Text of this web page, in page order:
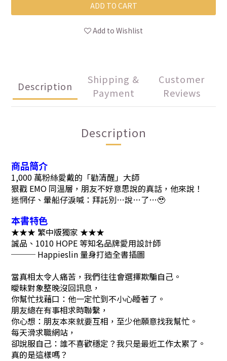
ADD TO CART
Add to Wishlist
Description
Shipping &
Payment
Customer
Reviews
Description
商品簡介
1,000 萬粉絲愛戴的「勸清醒」大師
狠戳 EMO 同溫層，朋友不好意思說的真話，他來說！
迷惘仔、暈船仔淚喊：拜託別…說…了…🥹
本書特色
★★★ 繁中版獨家 ★★★
誠品、1010 HOPE 等知名品牌愛用設計師
─── Happieslin 量身打造全書插圖
當真相太令人痛苦，我們往往會選擇欺騙自己。
曖昧對象整晚沒回訊息，
你幫忙找藉口：他一定忙到不小心睡著了。
朋友總在有事相求時聯繫，
你心想：朋友本來就要互相，至少他願意找我幫忙。
每天滑求職網站，
卻說服自己：誰不喜歡穩定？我只是最近工作太累了。
真的是這樣嗎？